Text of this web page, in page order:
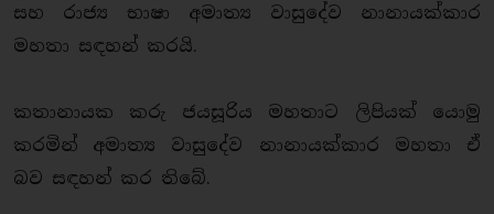
සහ රාජ්‍ය භාෂා අමාත්‍ය වාසුදේව නානායක්කාර
මහතා සඳහන් කරයි.
කතානායක කරු ජයසූරිය මහතාට ලිපියක් යොමු
කරමින් අමාත්‍ය වාසුදේව නානායක්කාර මහතා ඒ
බව සඳහන් කර තිබේ.